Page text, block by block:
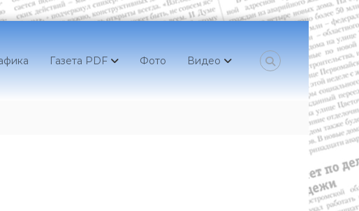
Газета PDF Фото Видео